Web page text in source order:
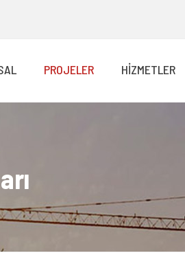
PROJELER HİZMETLER